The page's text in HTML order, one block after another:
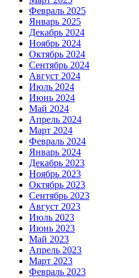
Февраль 2025
Январь 2025
Декабрь 2024
Ноябрь 2024
Октябрь 2024
Сентябрь 2024
Август 2024
Июль 2024
Июнь 2024
Май 2024
Апрель 2024
Март 2024
Февраль 2024
Январь 2024
Декабрь 2023
Ноябрь 2023
Октябрь 2023
Сентябрь 2023
Август 2023
Июль 2023
Июнь 2023
Май 2023
Апрель 2023
Март 2023
Февраль 2023